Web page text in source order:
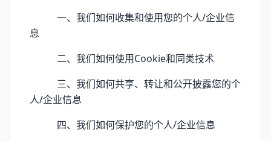
一、我们如何收集和使用您的个人/企业信
息
二、我们如何使用Cookie和同类技术
三、我们如何共享、转让和公开披露您的个
人/企业信息
四、我们如何保护您的个人/企业信息